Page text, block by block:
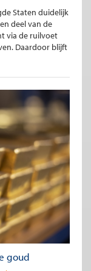
Staten duidelijk
deel van de
via de ruilvoet
Daardoor blijft
goud